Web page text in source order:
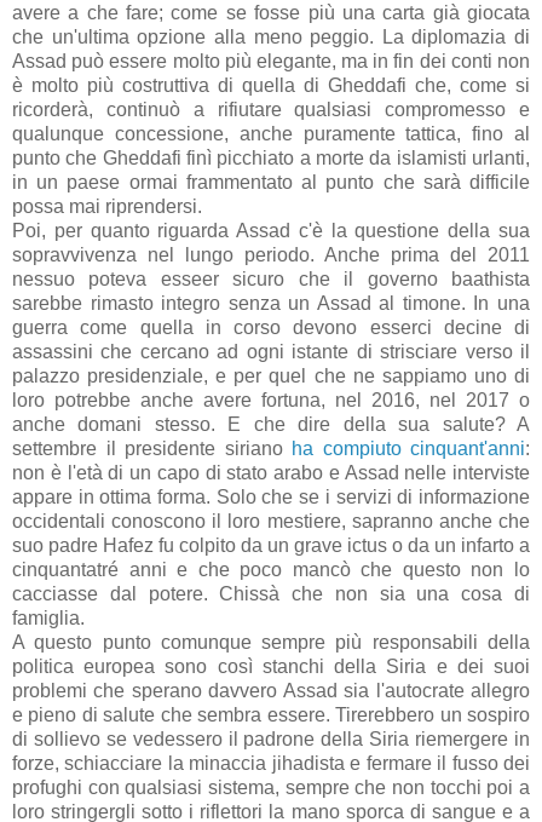
avere a che fare; come se fosse più una carta già giocata
che un'ultima opzione alla meno peggio. La diplomazia di
Assad può essere molto più elegante, ma in fin dei conti non
è molto più costruttiva di quella di Gheddafi che, come si
ricorderà, continuò a rifiutare qualsiasi compromesso e
qualunque concessione, anche puramente tattica, fino al
punto che Gheddafi finì picchiato a morte da islamisti urlanti,
in un paese ormai frammentato al punto che sarà difficile
possa mai riprendersi.
Poi, per quanto riguarda Assad c'è la questione della sua
sopravvivenza nel lungo periodo. Anche prima del 2011
nessuo poteva esseer sicuro che il governo baathista
sarebbe rimasto integro senza un Assad al timone. In una
guerra come quella in corso devono esserci decine di
assassini che cercano ad ogni istante di strisciare verso il
palazzo presidenziale, e per quel che ne sappiamo uno di
loro potrebbe anche avere fortuna, nel 2016, nel 2017 o
anche domani stesso. E che dire della sua salute? A
settembre il presidente siriano ha compiuto cinquant'anni:
non è l'età di un capo di stato arabo e Assad nelle interviste
appare in ottima forma. Solo che se i servizi di informazione
occidentali conoscono il loro mestiere, sapranno anche che
suo padre Hafez fu colpito da un grave ictus o da un infarto a
cinquantatré anni e che poco mancò che questo non lo
cacciasse dal potere. Chissà che non sia una cosa di
famiglia.
A questo punto comunque sempre più responsabili della
politica europea sono così stanchi della Siria e dei suoi
problemi che sperano davvero Assad sia l'autocrate allegro
e pieno di salute che sembra essere. Tirerebbero un sospiro
di sollievo se vedessero il padrone della Siria riemergere in
forze, schiacciare la minaccia jihadista e fermare il fusso dei
profughi con qualsiasi sistema, sempre che non tocchi poi a
loro stringergli sotto i riflettori la mano sporca di sangue e a